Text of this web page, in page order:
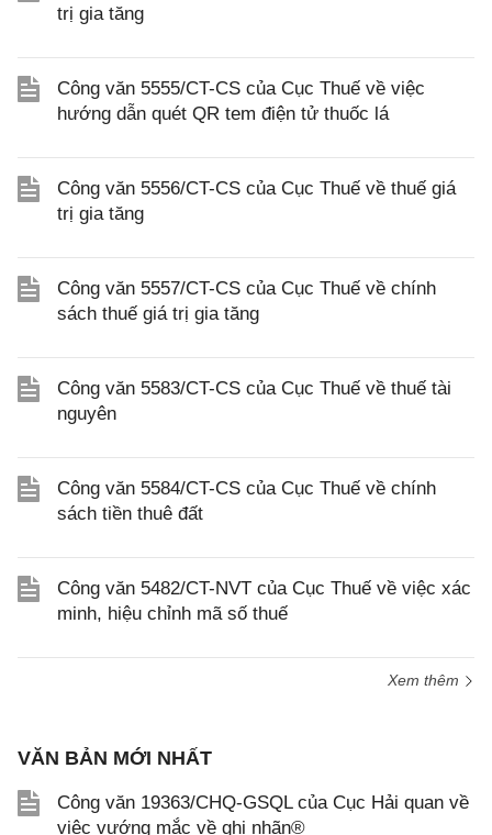
trị gia tăng
Công văn 5555/CT-CS của Cục Thuế về việc
hướng dẫn quét QR tem điện tử thuốc lá
Công văn 5556/CT-CS của Cục Thuế về thuế giá
trị gia tăng
Công văn 5557/CT-CS của Cục Thuế về chính
sách thuế giá trị gia tăng
Công văn 5583/CT-CS của Cục Thuế về thuế tài
nguyên
Công văn 5584/CT-CS của Cục Thuế về chính
sách tiền thuê đất
Công văn 5482/CT-NVT của Cục Thuế về việc xác
minh, hiệu chỉnh mã số thuế
Xem thêm
VĂN BẢN MỚI NHẤT
Công văn 19363/CHQ-GSQL của Cục Hải quan về
việc vướng mắc về ghi nhãn®